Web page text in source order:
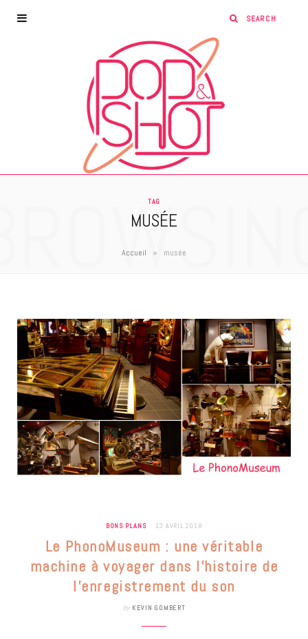
TAG
MUSÉE
Accueil » musée
BONS PLANS 13 AVRIL 2018
Le PhonoMuseum : une véritable
machine à voyager dans l’histoire de
l’enregistrement du son
by KEVIN GOMBERT